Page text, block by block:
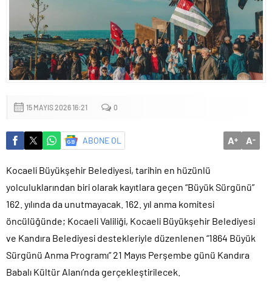
15 MAYIS 2026 16:21 0
ABONE OL A+ A-
Kocaeli Büyükşehir Belediyesi, tarihin en hüzünlü
yolculuklarından biri olarak kayıtlara geçen “Büyük Sürgünü”
162. yılında da unutmayacak. 162. yıl anma komitesi
öncülüğünde; Kocaeli Valiliği, Kocaeli Büyükşehir Belediyesi
ve Kandıra Belediyesi destekleriyle düzenlenen “1864 Büyük
Sürgünü Anma Programı” 21 Mayıs Perşembe günü Kandıra
Babalı Kültür Alanı’nda gerçekleştirilecek.